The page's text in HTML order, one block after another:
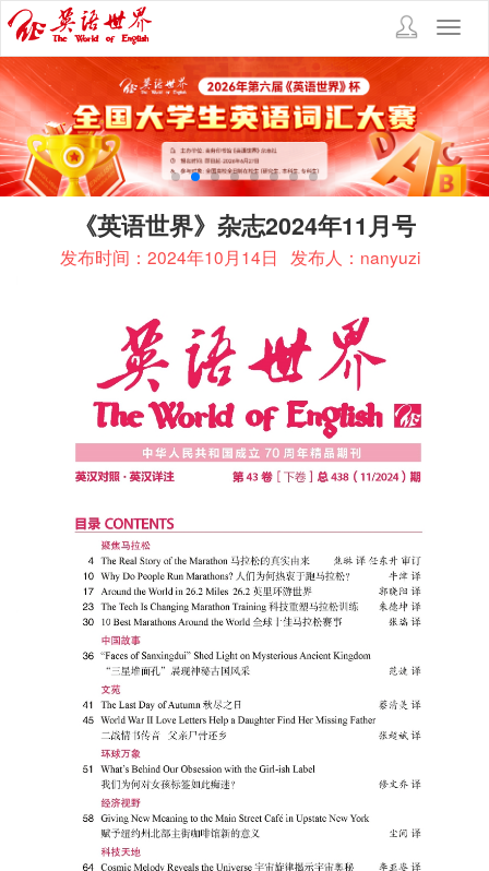
《英语世界》杂志2024年11月号
发布时间：2024年10月14日 发布人：nanyuzi